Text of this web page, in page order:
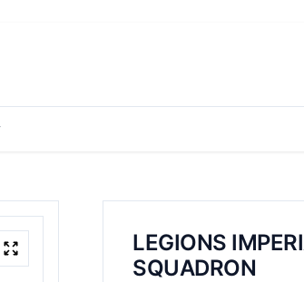
LEGIONS
SQUADRON